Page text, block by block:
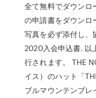
全て無料でダウン
の申請書をダウンロ
写真を必ず添付し、
2020入会申込書. 以
行されます。 THE
イス）のハット「
ブルマウンテンブ